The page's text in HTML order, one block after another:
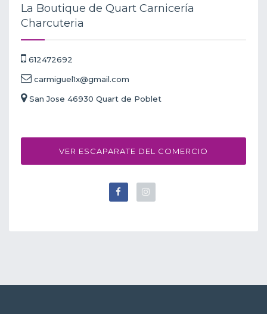
La Boutique de Quart Carnicería
Charcuteria
612472692
carmiguel1x@gmail.com
San Jose 46930 Quart de Poblet
VER ESCAPARATE DEL COMERCIO